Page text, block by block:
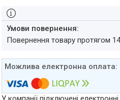
повернення товару протягом